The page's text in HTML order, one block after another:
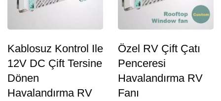
Kablosuz Kontrol Ile
12V DC Çift Tersine
Dönen
Havalandırma RV
Özel RV Çift Çatı
Penceresi
Havalandırma RV
Fanı